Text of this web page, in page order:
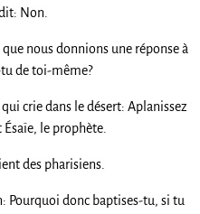
Non.
nous donnions une réponse à
de toi-même?
crie dans le désert: Aplanissez
le prophète.
des pharisiens.
Pourquoi donc baptises-tu, si tu